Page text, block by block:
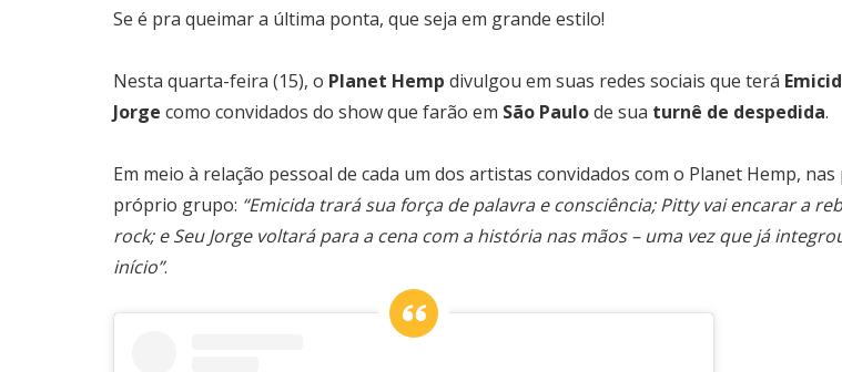
Se é pra queimar a última ponta, que seja em grande estilo!
Nesta quarta-feira (15), o Planet Hemp divulgou em suas redes sociais que terá
Jorge como convidados do show que farão em São Paulode sua turnê de despedida.
Em meio à relação pessoal de cada um dos artistas convidados com o Planet Hemp, nas
próprio grupo: “Emicida trará sua força de palavra e consciência; Pitty vai encarar a
rock; e Seu Jorge voltará para a cena com a história nas mãos – uma vez que já
início”.